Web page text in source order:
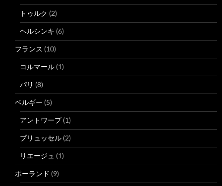
トゥルク (2)
ヘルシンキ (6)
フランス (10)
コルマール (1)
パリ (8)
ベルギー (5)
アントワープ(1)
ブリュッセル (2)
リエージュ (1)
ポーランド (9)